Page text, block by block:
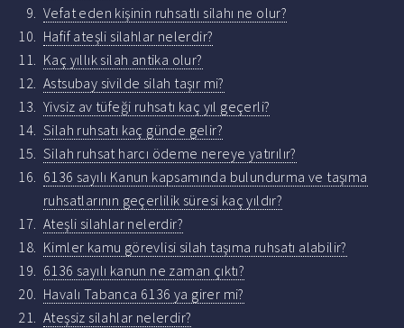
Vefat eden kişinin ruhsatlı silahı ne olur?
Hafif ateşli silahlar nelerdir?
Kaç yıllık silah antika olur?
Astsubay sivilde silah taşır mi?
Yivsiz av tüfeği ruhsatı kaç yıl geçerli?
Silah ruhsatı kaç günde gelir?
Silah ruhsat harcı ödeme nereye yatırılır?
6136 sayılı Kanun kapsamında bulundurma ve taşıma
ruhsatlarının geçerlilik süresi kaç yıldır?
Ateşli silahlar nelerdir?
Kimler kamu görevlisi silah taşıma ruhsatı alabilir?
6136 sayılı kanun ne zaman çıktı?
Havalı Tabanca 6136 ya girer mi?
Ateşsiz silahlar nelerdir?